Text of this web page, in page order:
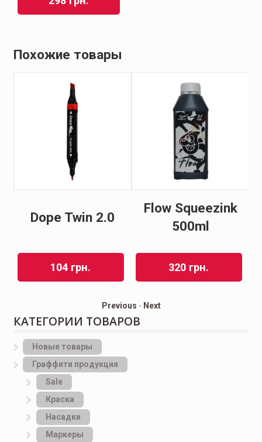
Похожие товары
Dope Twin 2.0
104 грн.
Flow Squeezink
500ml
320 грн.
Previous - Next
КАТЕГОРИИ ТОВАРОВ
Новые товары
Граффити продукция
Sale
Краска
Насадки
Маркеры